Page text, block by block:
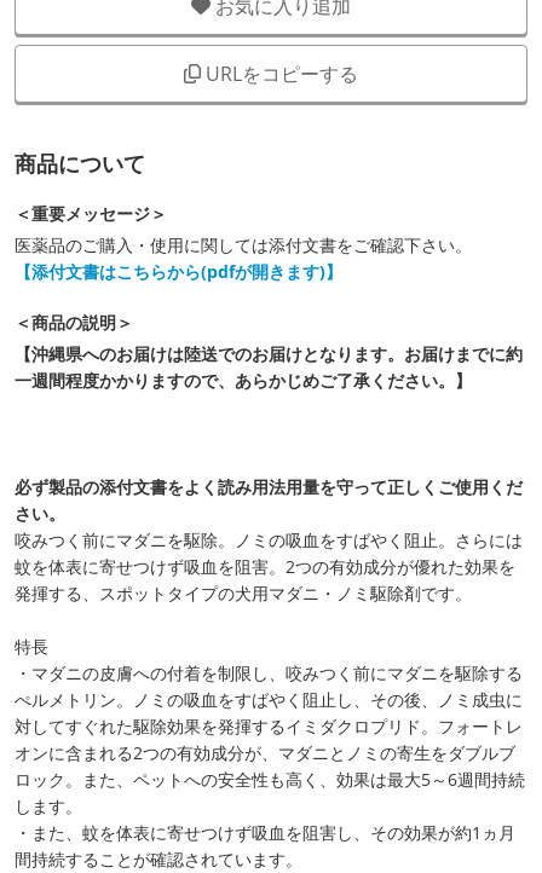
お気に入り追加
URLをコピーする
商品について
＜重要メッセージ＞
医薬品のご購入・使用に関しては添付文書をご確認下さい。
【添付文書はこちらから(pdfが開きます)】
＜商品の説明＞
【沖縄県へのお届けは陸送でのお届けとなります。お届けまでに約
一週間程度かかりますので、あらかじめご了承ください。】
必ず製品の添付文書をよく読み用法用量を守って正しくご使用くだ
さい。
咬みつく前にマダニを駆除。ノミの吸血をすばやく阻止。さらには
蚊を体表に寄せつけず吸血を阻害。2つの有効成分が優れた効果を
発揮する、スポットタイプの犬用マダニ・ノミ駆除剤です。
特長
・マダニの皮膚への付着を制限し、咬みつく前にマダニを駆除する
ぺルメトリン。ノミの吸血をすばやく阻止し、その後、ノミ成虫に
対してすぐれた駆除効果を発揮するイミダクロプリド。フォートレ
オンに含まれる2つの有効成分が、マダニとノミの寄生をダブルブ
ロック。また、ペットへの安全性も高く、効果は最大5～6週間持続
します。
・また、蚊を体表に寄せつけず吸血を阻害し、その効果が約1ヵ月
間持続することが確認されています。